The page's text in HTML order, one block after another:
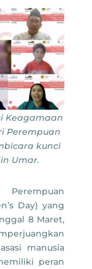
Keagamaan
Perempuan
kunci
Umar.
Day) yang
8 Maret,
manusia
peran